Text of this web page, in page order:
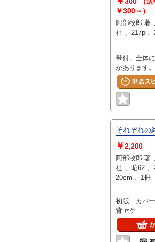
￥300～）
阿部牧郎 著 、講談
社
帯付。全体
があります。
それぞれの
￥2,200
阿部牧郎 著 、講談
社 、昭62 、217p 、
20cm 、1冊
初版 カバ
背ヤケ